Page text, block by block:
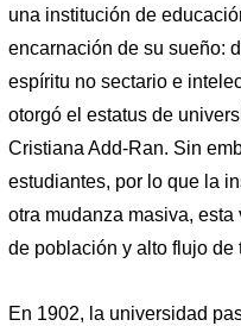
una institución de
encarnación de su sueño:
espíritu no sectario e
otorgó el estatus de
Cristiana Add-Ran. Sin
estudiantes, por lo que la
otra mudanza masiva,
de población y alto flujo de
En 1902, la universidad